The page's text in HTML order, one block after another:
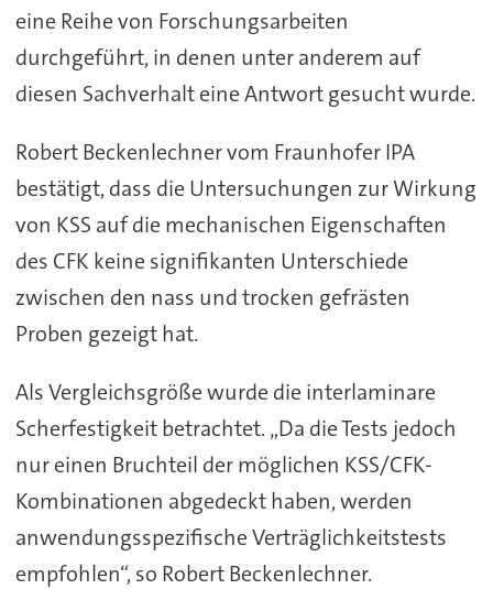
eine Reihe von Forschungsarbeiten
durchgeführt, in denen unter anderem auf
diesen Sachverhalt eine Antwort gesucht wurde.
Robert Beckenlechner vom Fraunhofer IPA
bestätigt, dass die Untersuchungen zur Wirkung
von KSS auf die mechanischen Eigenschaften
des CFK keine signifikanten Unterschiede
zwischen den nass und trocken gefrästen
Proben gezeigt hat.
Als Vergleichsgröße wurde die interlaminare
Scherfestigkeit betrachtet. „Da die Tests jedoch
nur einen Bruchteil der möglichen KSS/CFK-
Kombinationen abgedeckt haben, werden
anwendungsspezifische Verträglichkeitstests
empfohlen“, so Robert Beckenlechner.